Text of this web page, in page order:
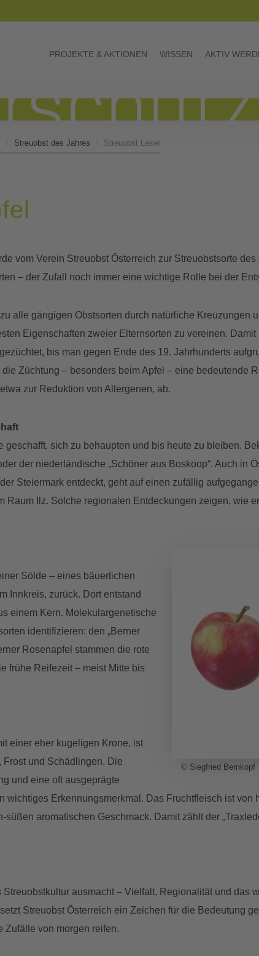
PROJEKTE & AKTIONEN WISSEN AKTIV
Streuobst des Jahres Streuobst Leser
vom Verein Streuobst Österreich zur Streuobstsorte
– der Zufall noch immer eine wichtige Rolle bei der
alle gängigen Obstsorten durch natürliche Kreuzungen
Eigenschaften zweier Elternsorten zu vereinen.
bis man gegen Ende des 19. Jahrhunderts
Züchtung – besonders beim Apfel – eine bedeutende
zur Reduktion von Allergenen, ab.
sich zu behaupten und bis heute zu bleiben.
der niederländische „Schöner aus Boskoop“. Auch in
Steiermark entdeckt, geht auf einen zufällig
Raum Ilz. Solche regionalen Entdeckungen zeigen, wie
© Siegfried Bernkopf
Sölde – eines bäuerlichen
Innkreis, zurück. Dort entstand
einem Kern. Molekulargenetische
identifizieren: den „Berner
Rosenapfel stammen die rote
frühe Reifezeit – meist Mitte bis
einer eher kugeligen Krone, ist
und Schädlingen. Die
und eine oft ausgeprägte
wichtiges Erkennungsmerkmal. Das Fruchtfleisch ist
aromatischen Geschmack. Damit zählt der
ausmacht – Vielfalt, Regionalität und das
Streuobst Österreich ein Zeichen für die Bedeutung
Zufälle von morgen reifen.